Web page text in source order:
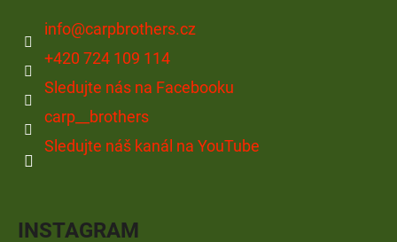
info@carpbrothers.cz
+420 724 109 114
Sledujte nás na Facebooku
carp__brothers
Sledujte náš kanál na YouTube
INSTAGRAM